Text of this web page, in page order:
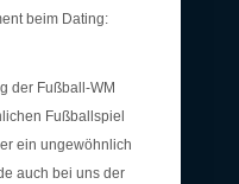
beim Dating:
der Fußball-WM
Fußballspiel
ein ungewöhnlich
auch bei uns der